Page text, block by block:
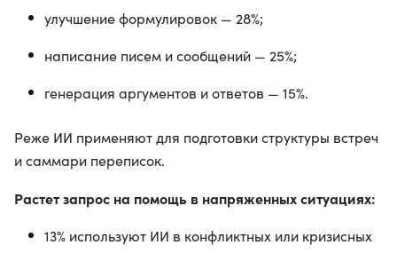
улучшение формулировок — 28%;
написание писем и сообщений — 25%;
генерация аргументов и ответов — 15%.
Реже ИИ применяют для подготовки структуры встреч
и саммари переписок.
Растет запрос на помощь в напряженных ситуациях:
13% используют ИИ в конфликтных или кризисных